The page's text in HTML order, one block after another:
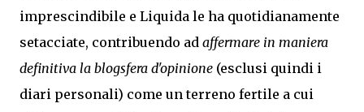
imprescindibile e Liquida le ha quotidianamente
setacciate, contribuendo ad affermare in maniera
definitiva la blogsfera d'opinione (esclusi quindi i
diari personali) come un terreno fertile a cui